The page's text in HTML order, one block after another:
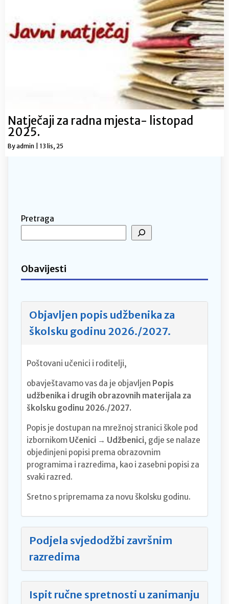
Natječaji za radna mjesta- listopad
2025.
Byadmin 13 lis, 25
Pretraga
Obavijesti
Objavljen popis udžbenika za
školsku godinu 2026./2027.
Poštovani učenici i roditelji,
obavještavamo vas da je objavljen Popis
udžbenika i drugih obrazovnih materijala za
školsku godinu 2026./2027.
Popis je dostupan na mrežnoj stranici škole pod
izbornikom Učenici → Udžbenici, gdje se nalaze
objedinjeni popisi prema obrazovnim
programima i razredima, kao i zasebni popisi za
svaki razred.
Sretno s pripremama za novu školsku godinu.
Podjela svjedodžbi završnim
razredima
Ispit ručne spretnosti u zanimanju